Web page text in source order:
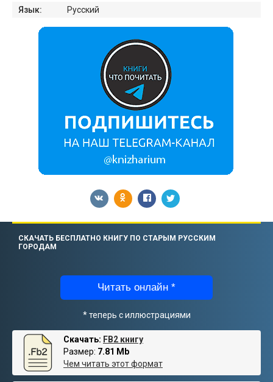
Язык:
Русский
СКАЧАТЬ БЕСПЛАТНО КНИГУ ПО СТАРЫМ РУССКИМ
ГОРОДАМ
Читать онлайн *
* теперь с иллюстрациями
Скачать: FB2 книгу
Размер: 7.81 Mb
Чем читать этот формат